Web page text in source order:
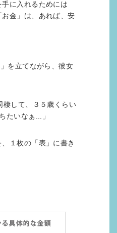
に入れるためには
お金」は、あれば、安
を立てながら、彼女
棲して、３５歳くらい
たいなぁ...」
１枚の「表」に書き